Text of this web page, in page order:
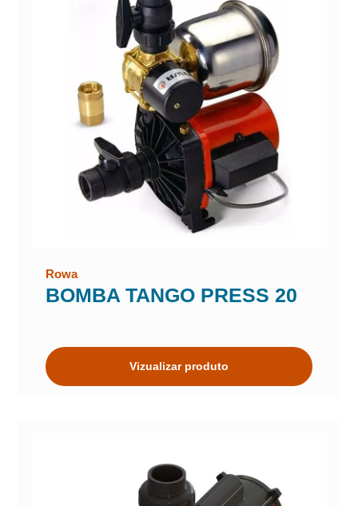
Rowa
BOMBA TANGO PRESS 20
Vizualizar produto